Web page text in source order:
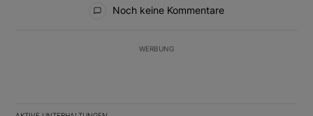
Noch keine Kommentare
WERBUNG